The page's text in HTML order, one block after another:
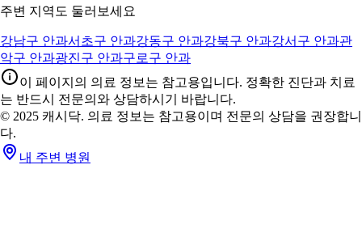
주변 지역도 둘러보세요
강남구 안과서초구 안과강동구 안과강북구 안과강서구 안과관
악구 안과광진구 안과구로구 안과
이 페이지의 의료 정보는 참고용입니다. 정확한 진단과 치료
는 반드시 전문의와 상담하시기 바랍니다.
© 2025 캐시닥. 의료 정보는 참고용이며 전문의 상담을 권장합니
다.
내 주변 병원